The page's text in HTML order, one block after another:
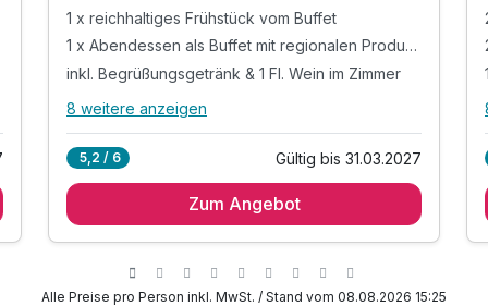
1 x reichhaltiges Frühstück vom Buffet
1 x Abendessen als Buffet mit regionalen Produkten
inkl. Begrüßungsgetränk & 1 Fl. Wein im Zimmer
Alle Inklusivleistungen
1 x reichhaltiges Frühstück vom Buffet
inkl. Begrüßungsgetränk & 1 Fl. Wein im Zimmer
8 weitere anzeigen
5,2 / 6 Gültig bis 31.03.2027
Zum Angebot
Alle Preise pro Person inkl. MwSt. / Stand vom 08.08.2026 15:25